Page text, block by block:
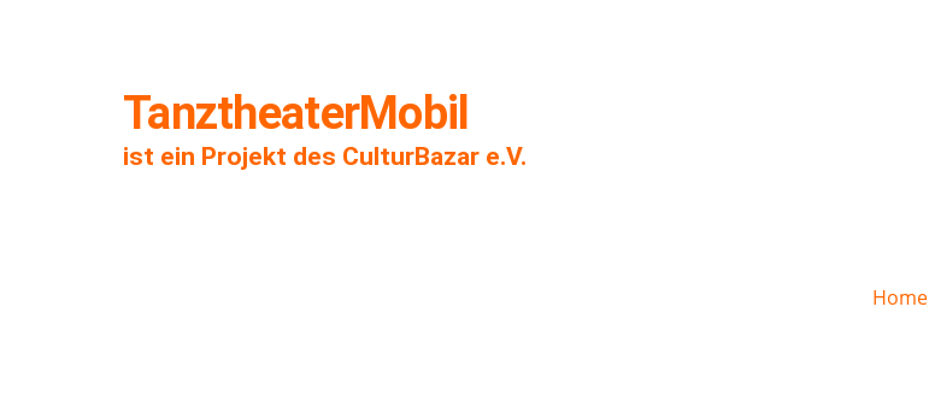
TanztheaterMobil
ist ein Projekt des CulturBazar e.V.
Home